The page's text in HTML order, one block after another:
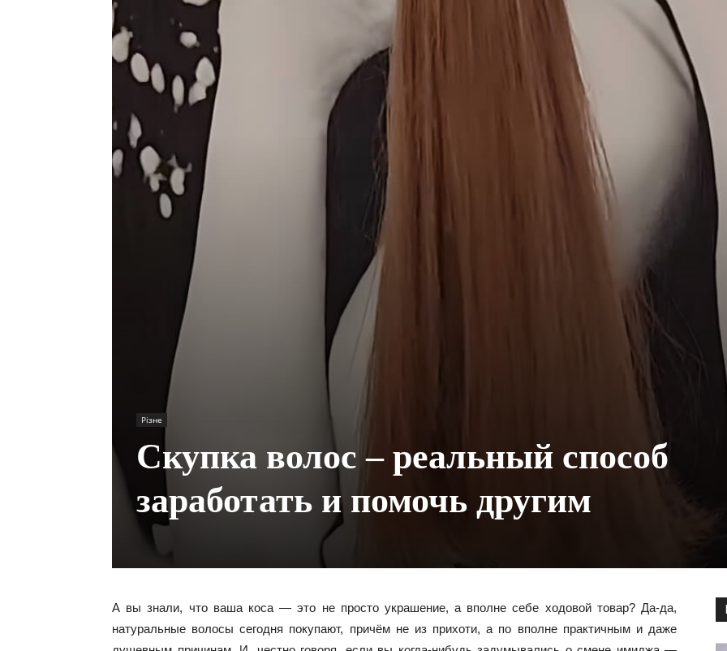
Різне
Скупка волос – реальный способ
заработать и помочь другим
А вы знали, что ваша коса — это не просто украшение, а вполне себе ходовой товар? Да-да,
натуральные волосы сегодня покупают, причём не из прихоти, а по вполне практичным и даже